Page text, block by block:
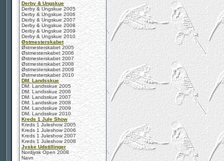
Derby & Ungskue
Derby & Ungskue 2005
Derby & Ungskue 2006
Derby & Ungskue 2007
Derby & Ungskue 2008
Derby & Ungskue 2009
Derby & Ungskue 2010
Østmesterskabet
Østmesterskabet 2005
Østmesterskabet 2006
Østmesterskabet 2007
Østmesterskabet 2008
Østmesterskabet 2009
Østmesterskabet 2010
DM. Landsskue
DM. Landsskue 2005
DM. Landsskue 2006
DM. Landsskue 2007
DM. Landsskue 2008
DM. Landsskue 2009
DM. Landsskue 2010
Kreds 1 Jule Show
Kreds 1 Juleshow 2005
Kreds 1 Juleshow 2006
Kreds 1 Juleshow 2007
Kreds 1 Juleshow 2008
Jyske Udstillinger
Nordjysk Open 2008
Navn